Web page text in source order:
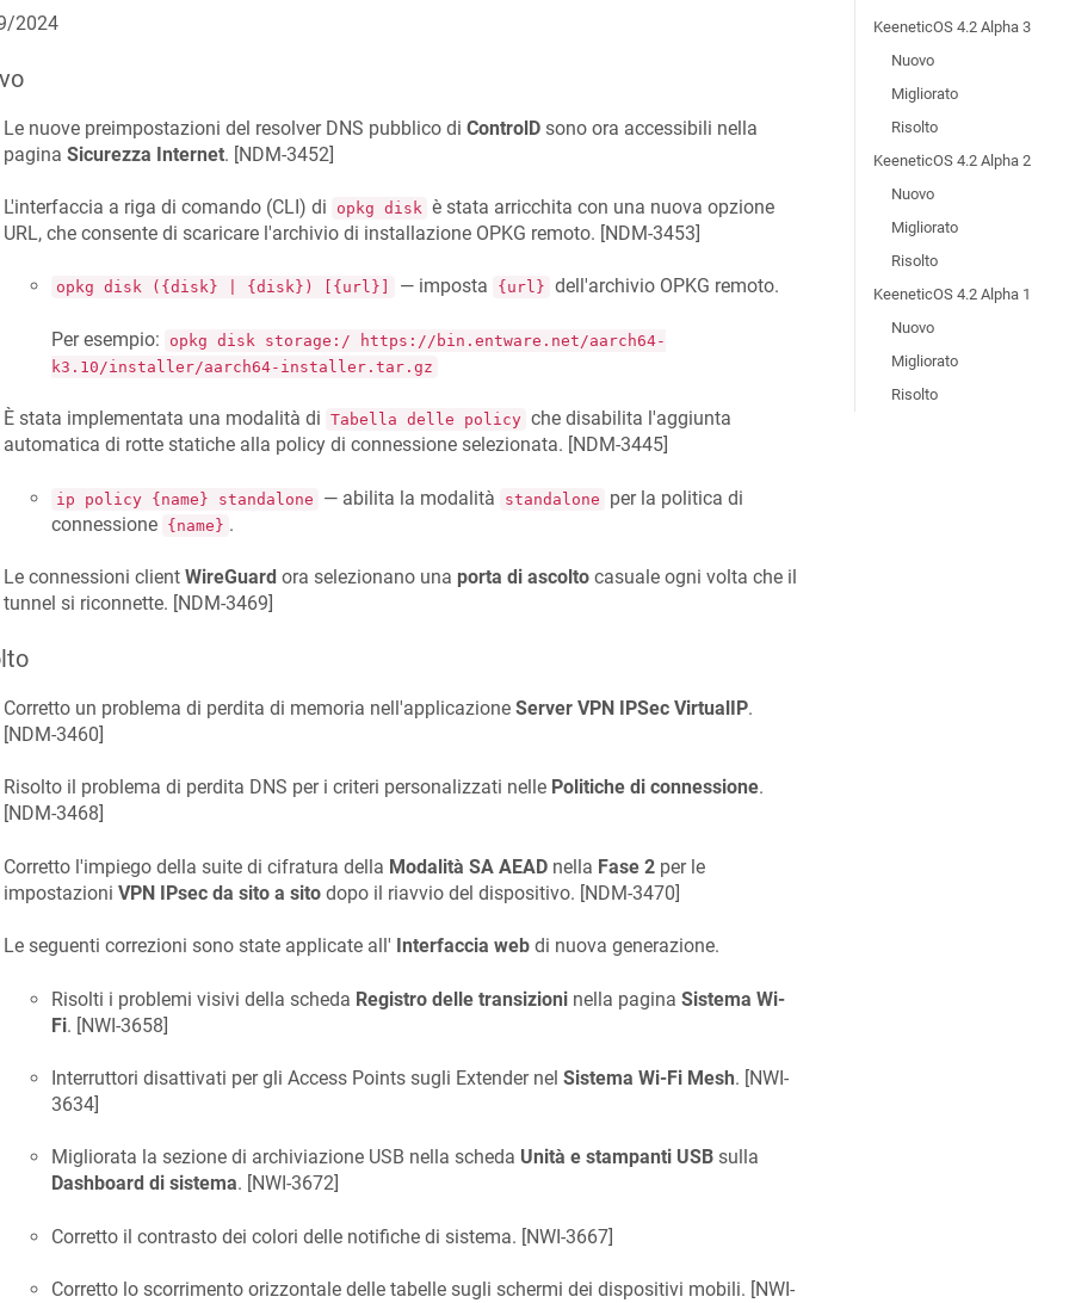
2024
Le nuove preimpostazioni del resolver DNS pubblico di ControlDsono ora accessibili nella
pagina Sicurezza Internet. [NDM-3452]
L'interfaccia a riga di comando (CLI) di opkg disk è stata arricchita con una nuova opzione
URL, che consente di scaricare l'archivio di installazione OPKG remoto. [NDM-3453]
opkg disk ({disk} | {disk}) [{url}] — imposta {url} dell'archivio OPKG remoto.
Per esempio:
opkg disk storage:/ https://bin.entware.net/aarch64-
k3.10/installer/aarch64-installer.tar.gz
È stata implementata una modalità di Tabella delle policy che disabilita l'aggiunta
automatica di rotte statiche alla policy di connessione selezionata. [NDM-3445]
ip policy {name} standalone — abilita la modalità standalone
per la politica di
connessione {name} .
Le connessioni client WireGuardora selezionano una porta di ascoltocasuale ogni volta che il
tunnel si riconnette. [NDM-3469]
Corretto un problema di perdita di memoria nell'applicazione Server VPN IPSec VirtualIP.
[NDM-3460]
Risolto il problema di perdita DNS per i criteri personalizzati nelle Politiche di connessione.
[NDM-3468]
Corretto l'impiego della suite di cifratura della Modalità SA AEADnella Fase 2per le
impostazioni VPN IPsec da sito a sitodopo il riavvio del dispositivo. [NDM-3470]
Le seguenti correzioni sono state applicate all' Interfaccia webdi nuova generazione.
Risolti i problemi visivi della scheda Registro delle transizioninella pagina Sistema Wi-
Fi. [NWI-3658]
Interruttori disattivati per gli Access Points sugli Extender nel Sistema Wi-Fi Mesh. [NWI-
3634]
Migliorata la sezione di archiviazione USB nella scheda Unità e stampanti USBsulla
Dashboard di sistema. [NWI-3672]
Corretto il contrasto dei colori delle notifiche di sistema. [NWI-3667]
Corretto lo scorrimento orizzontale delle tabelle sugli schermi dei dispositivi mobili. [NWI-
KeeneticOS 4.2 Alpha 3
Nuovo
Migliorato
Risolto
KeeneticOS 4.2 Alpha 2
Nuovo
Migliorato
Risolto
KeeneticOS 4.2 Alpha 1
Nuovo
Migliorato
Risolto